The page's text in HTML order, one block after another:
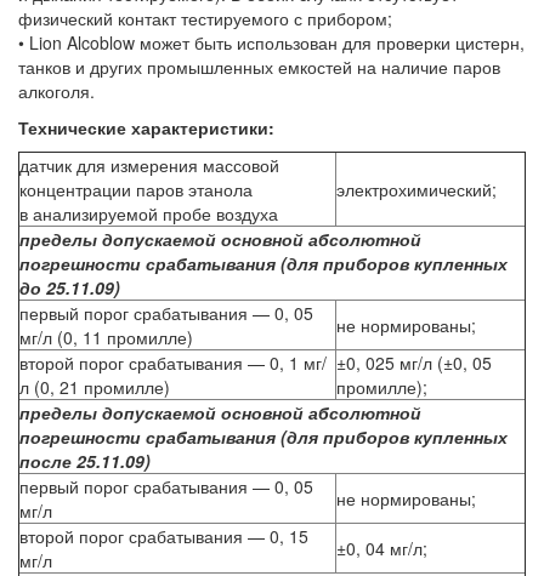
физический контакт тестируемого с прибором;
• Lion Alcoblow может быть использован для проверки цистерн,
танков и других промышленных емкостей на наличие паров
алкоголя.
Технические характеристики:
датчик для измерения массовой
концентрации паров этанола
в анализируемой пробе воздуха
электрохимический;
пределы допускаемой основной абсолютной
погрешности срабатывания (для приборов купленных
до 25.11.09)
первый порог срабатывания — 0, 05
мг/л (0, 11 промилле)
не нормированы;
второй порог срабатывания — 0, 1 мг/
л (0, 21 промилле)
±0, 025 мг/л (±0, 05
промилле);
пределы допускаемой основной абсолютной
погрешности срабатывания (для приборов купленных
после 25.11.09)
первый порог срабатывания — 0, 05
мг/л
не нормированы;
второй порог срабатывания — 0, 15
мг/л
±0, 04 мг/л;